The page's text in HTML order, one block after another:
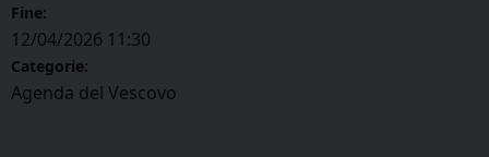
Fine:
12/04/2026 11:30
Categorie:
Agenda del Vescovo